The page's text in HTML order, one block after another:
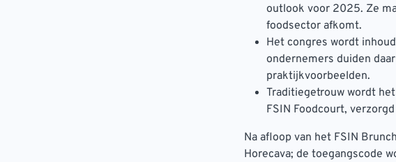
outlook voor 2025. Ze
foodsector afkomt.
Het congres wordt
ondernemers duiden
praktijkvoorbeelden.
Traditiegetrouw wordt
FSIN Foodcourt,
Na afloop van het FSIN
Horecava; de toegangscode